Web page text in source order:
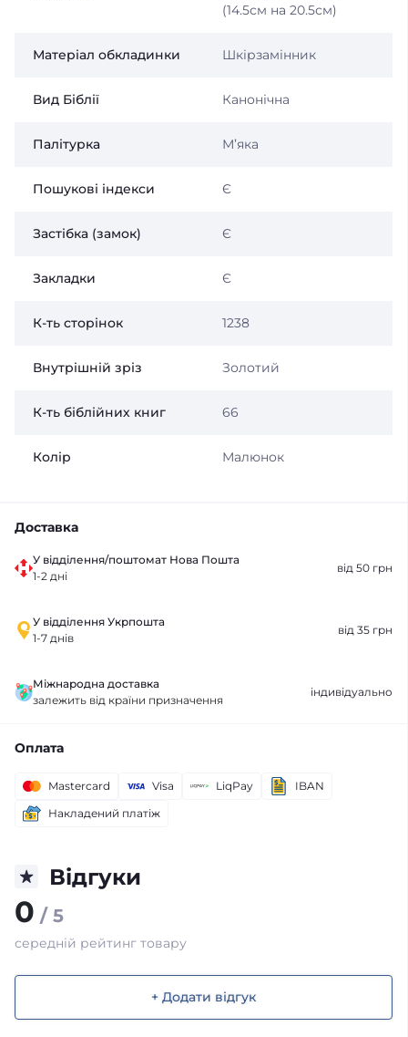
(14.5см на 20.5см)
Матеріал обкладинки Шкірзамінник
Вид Біблії Канонічна
Палітурка Мʼяка
Пошукові індекси Є
Застібка (замок) Є
Закладки Є
К-ть сторінок 1238
Внутрішній зріз Золотий
К-ть біблійних книг 66
Колір Малюнок
Доставка
У відділення/поштомат Нова Пошта
1-2 дні
від 50 грн
У відділення Укрпошта
1-7 днів
від 35 грн
Міжнародна доставка
залежить від країни призначення
індивідуально
Оплата
Mastercard Visa LiqPay
IBAN
Накладений платіж
Відгуки
0 / 5
середній рейтинг товару
+ Додати відгук